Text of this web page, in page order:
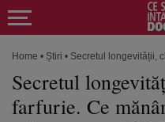
Home • Știri • Secretul longevității,
Secretul
farfurie. Ce